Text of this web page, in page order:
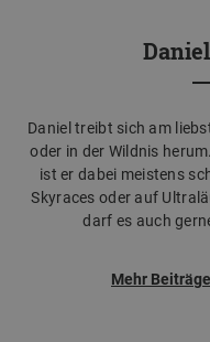
Daniel treibt sich am
oder in der Wildnis
ist er dabei meistens
Skyraces oder auf
darf es auch
Mehr